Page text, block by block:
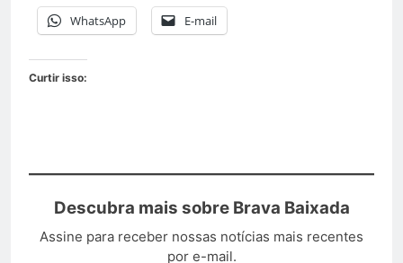
WhatsApp E-mail
Curtir isso:
Descubra mais sobre Brava Baixada
Assine para receber nossas notícias mais recentes
por e-mail.